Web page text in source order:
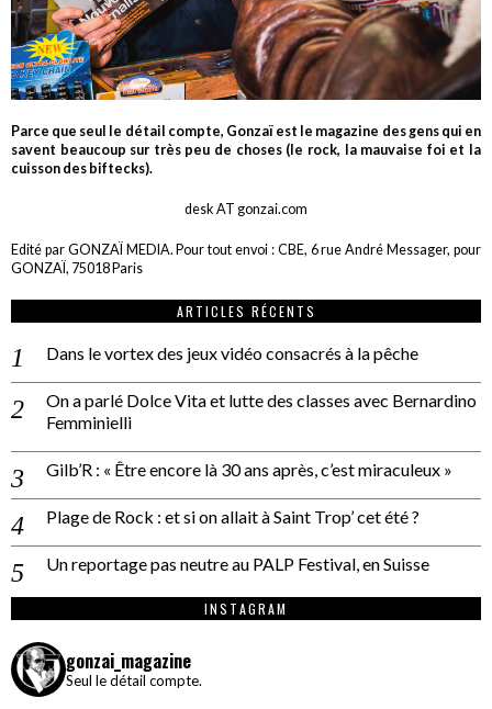
Parce que seul le détail compte, Gonzaï est le magazine des gens qui en
savent beaucoup sur très peu de choses (le rock, la mauvaise foi et la
cuisson des biftecks).
desk AT gonzai.com
Edité par GONZAÏ MEDIA. Pour tout envoi : CBE, 6 rue André Messager, pour
GONZAÏ, 75018 Paris
ARTICLES RÉCENTS
Dans le vortex des jeux vidéo consacrés à la pêche
On a parlé Dolce Vita et lutte des classes avec Bernardino
Femminielli
Gilb’R : « Être encore là 30 ans après, c’est miraculeux »
Plage de Rock : et si on allait à Saint Trop’ cet été ?
Un reportage pas neutre au PALP Festival, en Suisse
INSTAGRAM
gonzai_magazine
Seul le détail compte.